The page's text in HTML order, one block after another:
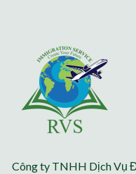
Công ty TNHH Dịch Vụ